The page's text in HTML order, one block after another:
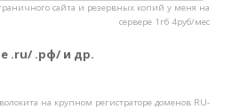
сайта и резервных копий у меня на
сервере 1гб 4руб/мес
.ru/ .рф/ и др.
на крупном регистраторе доменов RU-